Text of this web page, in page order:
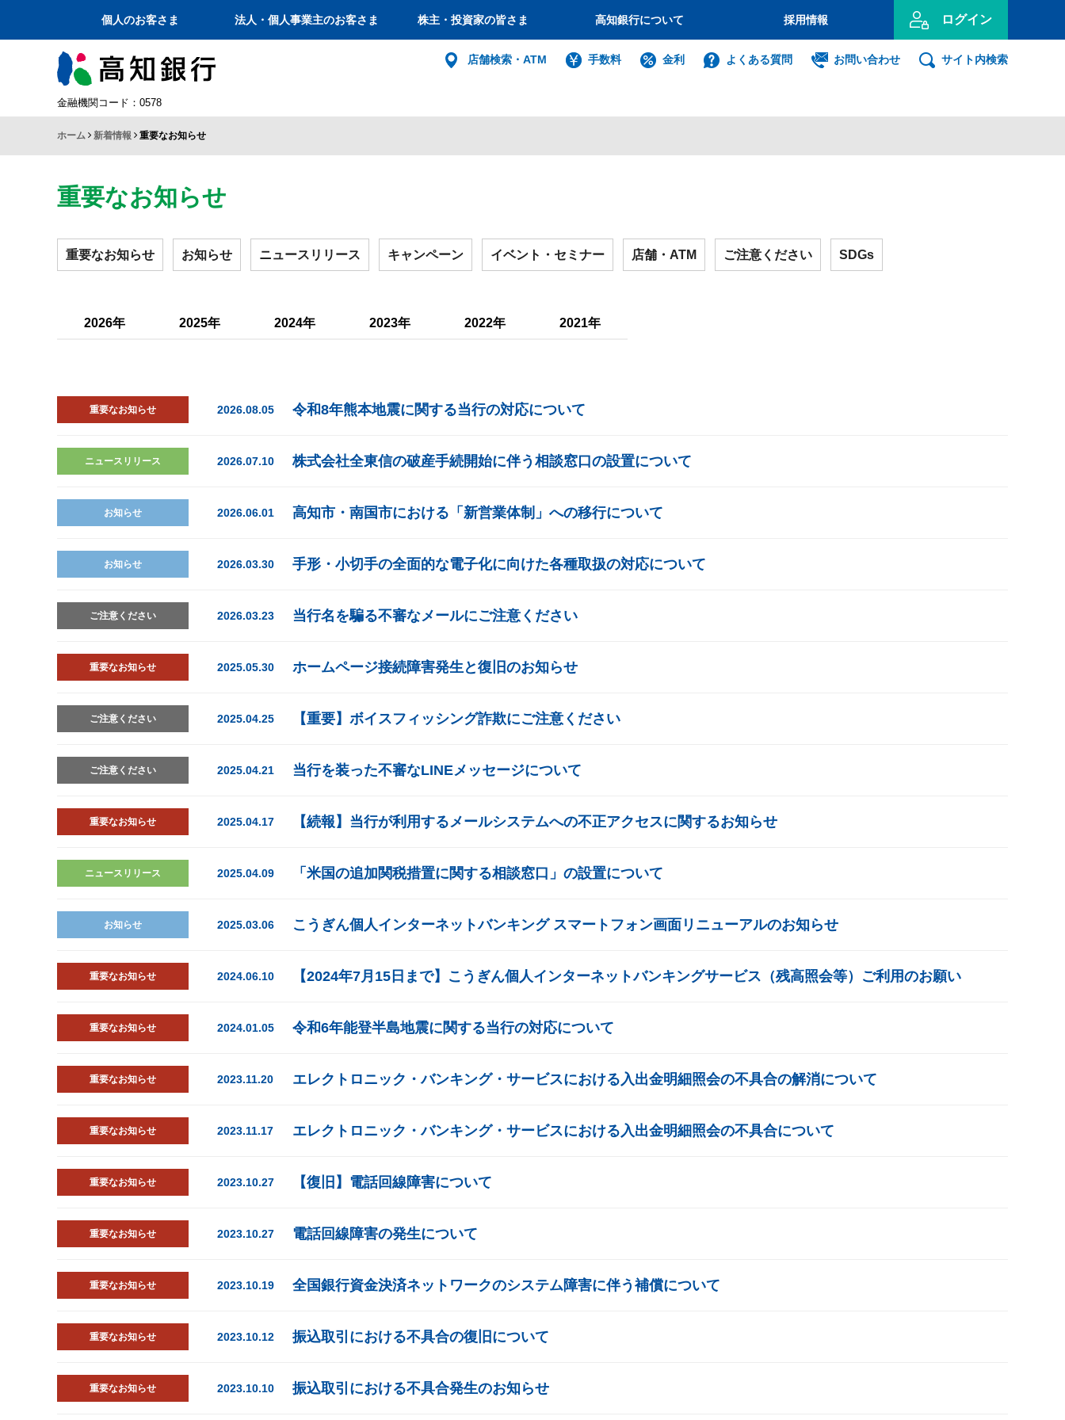
個人のお客さま 法人・個人事業主のお客さま 株主・投資家の皆さま 高知銀行について 採用情報 ログイン
個人のお客さま
バンキング
投資信託
インターネットバンキング利用者ログオン
利用者電子証明書取得
ログイン
金融機関コード：0578
店舗検索・ATM 手数料 金利 よくある質問 お問い合わせ サイト内検索
ホーム 新着情報 重要なお知らせ
重要なお知らせ
重要なお知らせ お知らせ ニュースリリース キャンペーン イベント・セミナー 店舗・ATM ご注意ください SDGs
2026年 2025年 2024年 2023年 2022年 2021年
重要なお知らせ 2026.08.05 令和8年熊本地震に関する当行の対応について
ニュースリリース 2026.07.10 株式会社全東信の破産手続開始に伴う相談窓口の設置について
お知らせ 2026.06.01 高知市・南国市における「新営業体制」への移行について
お知らせ 2026.03.30 手形・小切手の全面的な電子化に向けた各種取扱の対応について
ご注意ください 2026.03.23 当行名を騙る不審なメールにご注意ください
重要なお知らせ 2025.05.30 ホームページ接続障害発生と復旧のお知らせ
ご注意ください 2025.04.25 【重要】ボイスフィッシング詐欺にご注意ください
ご注意ください 2025.04.21 当行を装った不審なLINEメッセージについて
重要なお知らせ 2025.04.17 【続報】当行が利用するメールシステムへの不正アクセスに関するお知らせ
ニュースリリース 2025.04.09 「米国の追加関税措置に関する相談窓口」の設置について
お知らせ 2025.03.06 こうぎん個人インターネットバンキング スマートフォン画面リニューアルのお知らせ
重要なお知らせ 2024.06.10 【2024年7月15日まで】こうぎん個人インターネットバンキングサービス（残高照会等）ご利用のお願い
重要なお知らせ 2024.01.05 令和6年能登半島地震に関する当行の対応について
重要なお知らせ 2023.11.20 エレクトロニック・バンキング・サービスにおける入出金明細照会の不具合の解消について
重要なお知らせ 2023.11.17 エレクトロニック・バンキング・サービスにおける入出金明細照会の不具合について
重要なお知らせ 2023.10.27 【復旧】電話回線障害について
重要なお知らせ 2023.10.27 電話回線障害の発生について
重要なお知らせ 2023.10.19 全国銀行資金決済ネットワークのシステム障害に伴う補償について
重要なお知らせ 2023.10.12 振込取引における不具合の復旧について
重要なお知らせ 2023.10.10 振込取引における不具合発生のお知らせ